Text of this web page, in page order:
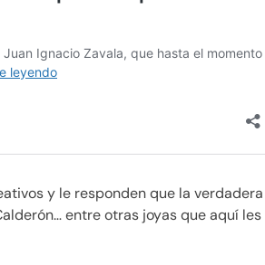
y le responden que la verdadera
entre otras joyas que aquí les